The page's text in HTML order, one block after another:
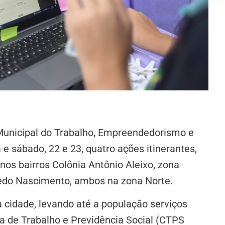
do Trabalho, Empreendedorismo e
sábado, 22 e 23, quatro ações itinerantes,
bairros Colônia Antônio Aleixo, zona
Nascimento, ambos na zona Norte.
levando até a população serviços
Trabalho e Previdência Social (CTPS